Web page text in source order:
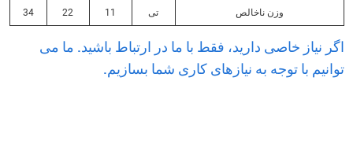
وزن ناخالص تی 11
22
34
اگر نیاز خاصی دارید، فقط با ما در ارتباط باشید. ما می
توانیم با توجه به نیازهای کاری شما بسازیم.